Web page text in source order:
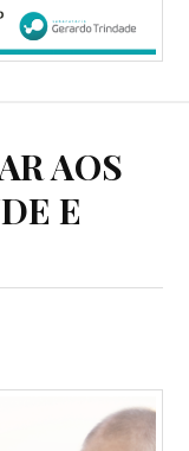
AOS
E